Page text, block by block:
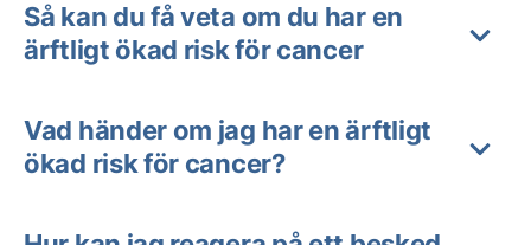
Så kan du få veta om du har en
ärftligt ökad risk för cancer
Vad händer om jag har en ärftligt
ökad risk för cancer?